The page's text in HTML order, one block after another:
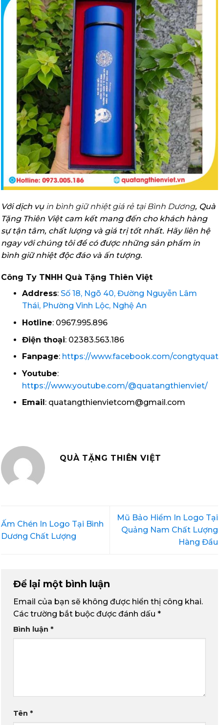
Với dịch vụ in bình giữ nhiệt giá rẻ tại Bình Dương, Quà
Tặng Thiên Việt cam kết mang đến cho khách hàng
sự tận tâm, chất lượng và giá trị tốt nhất. Hãy liên hệ
ngay với chúng tôi để có được những sản phẩm in
bình giữ nhiệt độc đáo và ấn tượng.
Công Ty TNHH Quà Tặng Thiên Việt
Address: Số 18, Ngõ 40, Đường Nguyễn Lâm
Thái, Phường Vinh Lộc, Nghệ An
Hotline: 0967.995.896
Điện thoại: 02383.563.186
Fanpage: https://www.facebook.com/
Youtube:
https://www.youtube.com/@quatangthienviet/
Email : quatangthienvietcom@gmail.com
QUÀ TẶNG THIÊN VIỆT
Ấm Chén In Logo Tại Bình
Dương Chất Lượng
Mũ Bảo Hiểm In Logo Tại
Quảng Nam Chất Lượng
Hàng Đầu
Để lại một bình luận
Email của bạn sẽ không được hiển thị công khai.
Các trường bắt buộc được đánh dấu *
Bình luận *
Tên *